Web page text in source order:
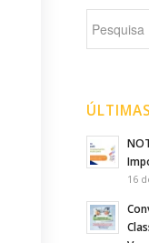
16